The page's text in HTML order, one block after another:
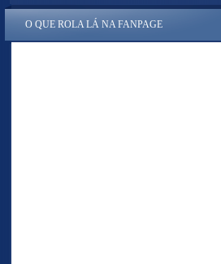
O QUE ROLA LÁ NA FANPAGE